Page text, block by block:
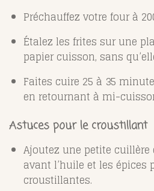
Préchauffez votre four à
Étalez les frites sur une
papier cuisson, sans
Faites cuire 25 à 35
en retournant à mi-
Astuces pour le croustillant
Ajoutez une petite cuillère
avant l’huile et les épices
croustillantes.